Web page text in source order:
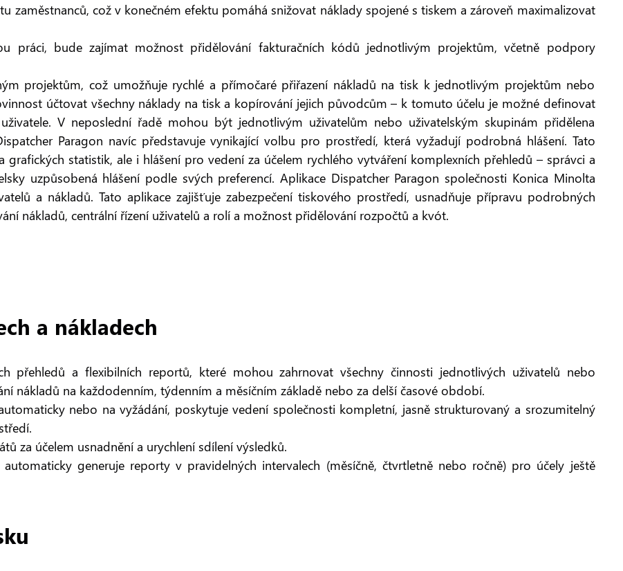
zaměstnanců, což v konečném efektu pomáhá snižovat náklady spojené s tiskem a zároveň maximalizovat
práci, bude zajímat možnost přidělování fakturačních kódů jednotlivým projektům, včetně podpory
projektům, což umožňuje rychlé a přímočaré přiřazení nákladů na tisk k jednotlivým projektům nebo
účtovat všechny náklady na tisk a kopírování jejich původcům – k tomuto účelu je možné definovat
V neposlední řadě mohou být jednotlivým uživatelům nebo uživatelským skupinám přidělena
Paragon navíc představuje vynikající volbu pro prostředí, která vyžadují podrobná hlášení. Tato
grafických statistik, ale i hlášení pro vedení za účelem rychlého vytváření komplexních přehledů – správci a
uzpůsobená hlášení podle svých preferencí. Aplikace Dispatcher Paragon společnosti Konica Minolta
a nákladů. Tato aplikace zajišťuje zabezpečení tiskového prostředí, usnadňuje přípravu podrobných
nákladů, centrální řízení uživatelů a rolí a možnost přidělování rozpočtů a kvót.
a nákladech
přehledů a flexibilních reportů, které mohou zahrnovat všechny činnosti jednotlivých uživatelů nebo
nákladů na každodenním, týdenním a měsíčním základě nebo za delší časové období.
nebo na vyžádání, poskytuje vedení společnosti kompletní, jasně strukturovaný a srozumitelný
za účelem usnadnění a urychlení sdílení výsledků.
automaticky generuje reporty v pravidelných intervalech (měsíčně, čtvrtletně nebo ročně) pro účely ještě